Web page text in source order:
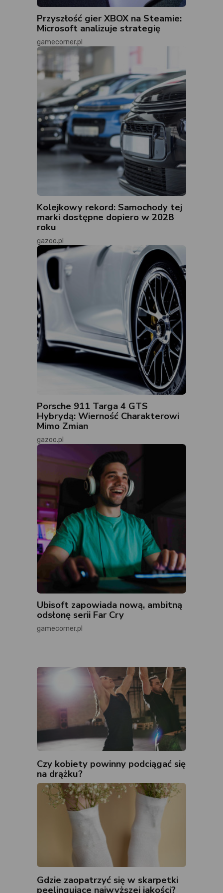
Przyszłość gier XBOX na Steamie:
Microsoft analizuje strategię
gamecorner.pl
Kolejkowy rekord: Samochody tej
marki dostępne dopiero w 2028
roku
gazoo.pl
Porsche 911 Targa 4 GTS
Hybrydą: Wierność Charakterowi
Mimo Zmian
gazoo.pl
Ubisoft zapowiada nową, ambitną
odsłonę serii Far Cry
gamecorner.pl
Czy kobiety powinny podciągać się
na drążku?
Gdzie zaopatrzyć się w skarpetki
peelingujące najwyższej jakości?